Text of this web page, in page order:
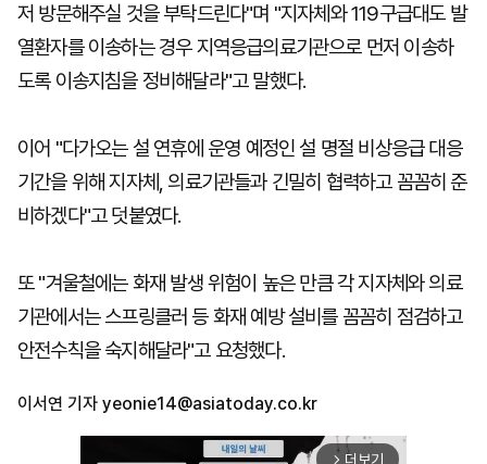
저 방문해주실 것을 부탁드린다"며 "지자체와 119구급대도 발
열환자를 이송하는 경우 지역응급의료기관으로 먼저 이송하
도록 이송지침을 정비해달라"고 말했다.
이어 "다가오는 설 연휴에 운영 예정인 설 명절 비상응급 대응
기간을 위해 지자체, 의료기관들과 긴밀히 협력하고 꼼꼼히 준
비하겠다"고 덧붙였다.
또 "겨울철에는 화재 발생 위험이 높은 만큼 각 지자체와 의료
기관에서는 스프링클러 등 화재 예방 설비를 꼼꼼히 점검하고
안전수칙을 숙지해달라"고 요청했다.
이서연 기자 yeonie14@asiatoday.co.kr
arrow_forward_ios 더보기